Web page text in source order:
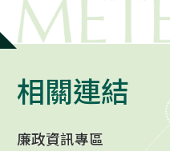
相關連結
廉政資訊專區